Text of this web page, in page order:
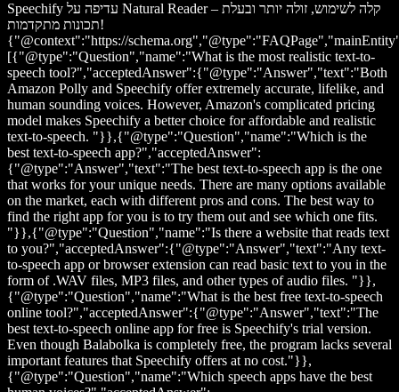
Speechify עדיפה על Natural Reader – קלה לשימוש, זולה יותר ובעלת
תכונות מתקדמות!
{"@context":"https://
[{"@type":"Question","name":"What is the most realistic text-to-
speech tool?","acceptedAnswer":{"@type":"Answer","text":"Both
Amazon Polly and Speechify offer extremely accurate, lifelike, and
human sounding voices. However, Amazon's complicated pricing
model makes Speechify a better choice for affordable and realistic
text-to-speech. "}},{"@type":"Question","name":"Which is the
best text-to-speech app?","acceptedAnswer":
{"@type":"Answer","text":"The best text-to-speech app is the one
that works for your unique needs. There are many options available
on the market, each with different pros and cons. The best way to
find the right app for you is to try them out and see which one fits.
"}},{"@type":"Question","name":"Is there a website that reads text
to you?","acceptedAnswer":{"@type":"Answer","text":"Any text-
to-speech app or browser extension can read basic text to you in the
form of .WAV files, MP3 files, and other types of audio files. "}},
{"@type":"Question","name":"What is the best free text-to-speech
online tool?","acceptedAnswer":{"@type":"Answer","text":"The
best text-to-speech online app for free is Speechify's trial version.
Even though Balabolka is completely free, the program lacks several
important features that Speechify offers at no cost."}},
{"@type":"Question","name":"Which speech apps have the best